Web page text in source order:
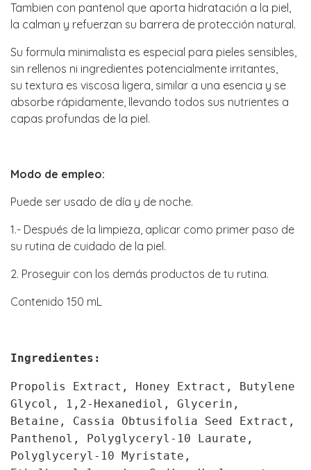
Tambien con pantenol que aporta hidratación a la piel,
la calman y refuerzan su barrera de protección natural.
Su formula minimalista es especial para pieles sensibles,
sin rellenos ni ingredientes potencialmente irritantes,
su textura es viscosa ligera, similar a una esencia y se
absorbe rápidamente, llevando todos sus nutrientes a
capas profundas de la piel.
Modo de empleo:
Puede ser usado de día y de noche.
1.- Después de la limpieza, aplicar como primer paso de
su rutina de cuidado de la piel.
2. Proseguir con los demás productos de tu rutina.
Contenido 150 mL
Ingredientes:
Propolis Extract, Honey Extract, Butylene
Glycol, 1,2-Hexanediol, Glycerin,
Betaine, Cassia Obtusifolia Seed Extract,
Panthenol, Polyglyceryl-10 Laurate,
Polyglyceryl-10 Myristate,